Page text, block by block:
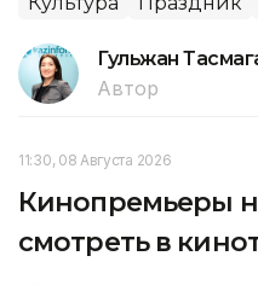
Гульжан
Автор
11:30, 08 Августа 2026
Кинопремьеры
смотреть в